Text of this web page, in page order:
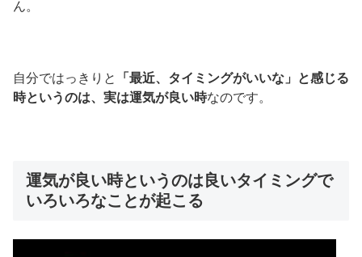
ん。
自分ではっきりと
「最近、タイミングがいいな」と感じる
時というのは、実は運気が良い時なのです。
運気が良い時というのは良いタイミングで
いろいろなことが起こる